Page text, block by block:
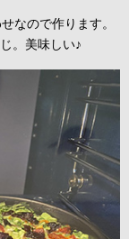
なので作ります。
。美味しい♪